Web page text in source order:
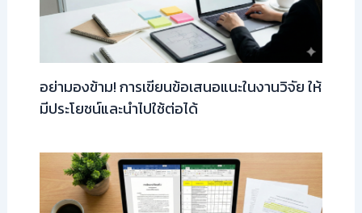
อย่ามองข้าม! การเขียนข้อเสนอแนะในงานวิจัย ให้
มีประโยชน์และนำไปใช้ต่อได้